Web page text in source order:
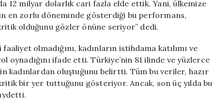
12 milyar dolarlık cari fazla elde ettik. Yani, ülkemize
en zorlu döneminde gösterdiği bu performans,
olduğunu gözler önüne seriyor” dedi.
olmadığını, kadınların istihdama katılımı ve
ifade etti. Türkiye’nin 81 ilinde ve yüzlerce
kadınlardan oluştuğunu belirtti. Tüm bu veriler, hazır
bir yer tuttuğunu gösteriyor. Ancak, son üç yılda bu